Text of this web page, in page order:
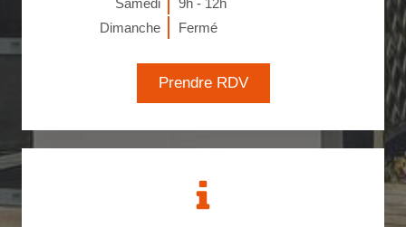
Samedi
9h - 12h
Dimanche
Fermé
Prendre RDV